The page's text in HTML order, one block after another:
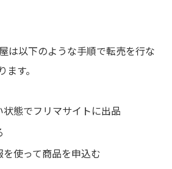
は以下のような手順で転売を行な
ます。
状態でフリマサイトに出品
使って商品を申込む